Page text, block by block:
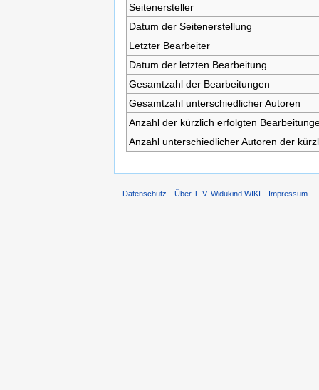
Seitenersteller
Datum der Seitenerstellung
Letzter Bearbeiter
Datum der letzten Bearbeitung
Gesamtzahl der Bearbeitungen
Gesamtzahl unterschiedlicher Autoren
Anzahl der kürzlich erfolgten
Anzahl unterschiedlicher Autoren der
Datenschutz Über T. V. Widukind WIKI Impressum